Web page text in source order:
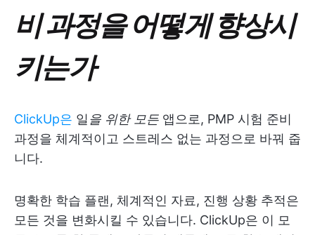
비 과정을 어떻게 향상시
키는가
ClickUp은 일을 위한 모든 앱으로, PMP 시험 준비
과정을 체계적이고 스트레스 없는 과정으로 바꿔 줍
니다.
명확한 학습 플랜, 체계적인 자료, 진행 상황 추적은
모든 것을 변화시킬 수 있습니다. ClickUp은 이 모